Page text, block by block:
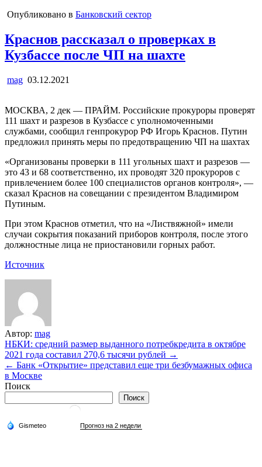
Опубликовано в Банковский сектор
Краснов рассказал о проверках в
Кузбассе после ЧП на шахте
mag 03.12.2021
МОСКВА, 2 дек — ПРАЙМ. Российские прокуроры проверят
111 шахт и разрезов в Кузбассе с уполномоченными
службами, сообщил генпрокурор РФ Игорь Краснов. Путин
предложил принять меры по предотвращению ЧП на шахтах
«Организованы проверки в 111 угольных шахт и разрезов —
это 43 и 68 соответственно, их проводят 320 прокуроров с
привлечением более 100 специалистов органов контроля», —
сказал Краснов на совещании с президентом Владимиром
Путиным.
При этом Краснов отметил, что на «Листвяжной» имели
случаи сокрытия показаний приборов контроля, после этого
должностные лица не приостановили горных работ.
Источник
Автор: mag
Навигация
по
записям
НБКИ: средний размер выданного потребкредита в октябре
2021 года составил 270,6 тысячи рублей →
← Банк «Открытие» представил еще три безбумажных офиса
в Москве
Поиск
Поиск